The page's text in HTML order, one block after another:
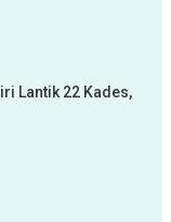
Lantik 22 Kades,